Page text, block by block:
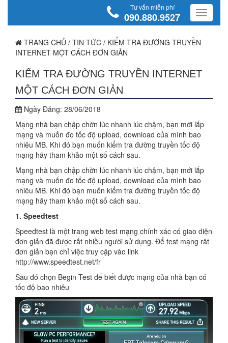
Tư vấn miễn phí
090.880.9527
TRANG CHỦ / TIN TỨC / KIỂM TRA ĐƯỜNG TRUYỀN
INTERNET MỘT CÁCH ĐƠN GIẢN
KIỂM TRA ĐƯỜNG TRUYỀN INTERNET
MỘT CÁCH ĐƠN GIẢN
Ngày Đăng: 28/06/2018
Mạng nhà bạn chập chờn lúc nhanh lúc chậm, bạn mới lắp
mạng và muốn đo tốc độ upload, download của mình bao
nhiêu MB. Khi đó bạn muốn kiểm tra đường truyền tốc độ
mạng hãy tham khảo một số cách sau.
Mạng nhà bạn chập chờn lúc nhanh lúc chậm, bạn mới lắp
mạng và muốn đo tốc độ upload, download của mình bao
nhiêu MB. Khi đó bạn muốn kiểm tra đường truyền tốc độ
mạng hãy tham khảo một số cách sau.
1. Speedtest
Speedtest là một trang web test mạng chính xác có giao diện
đơn giản đã được rất nhiều người sử dụng. Để test mạng rât
đơn giản bạn chỉ việc truy cập vào link
http://www.speedtest.net/fr
Sau đó chọn Begin Test để biết được mạng của nhà bạn có
tốc độ bao nhiêu